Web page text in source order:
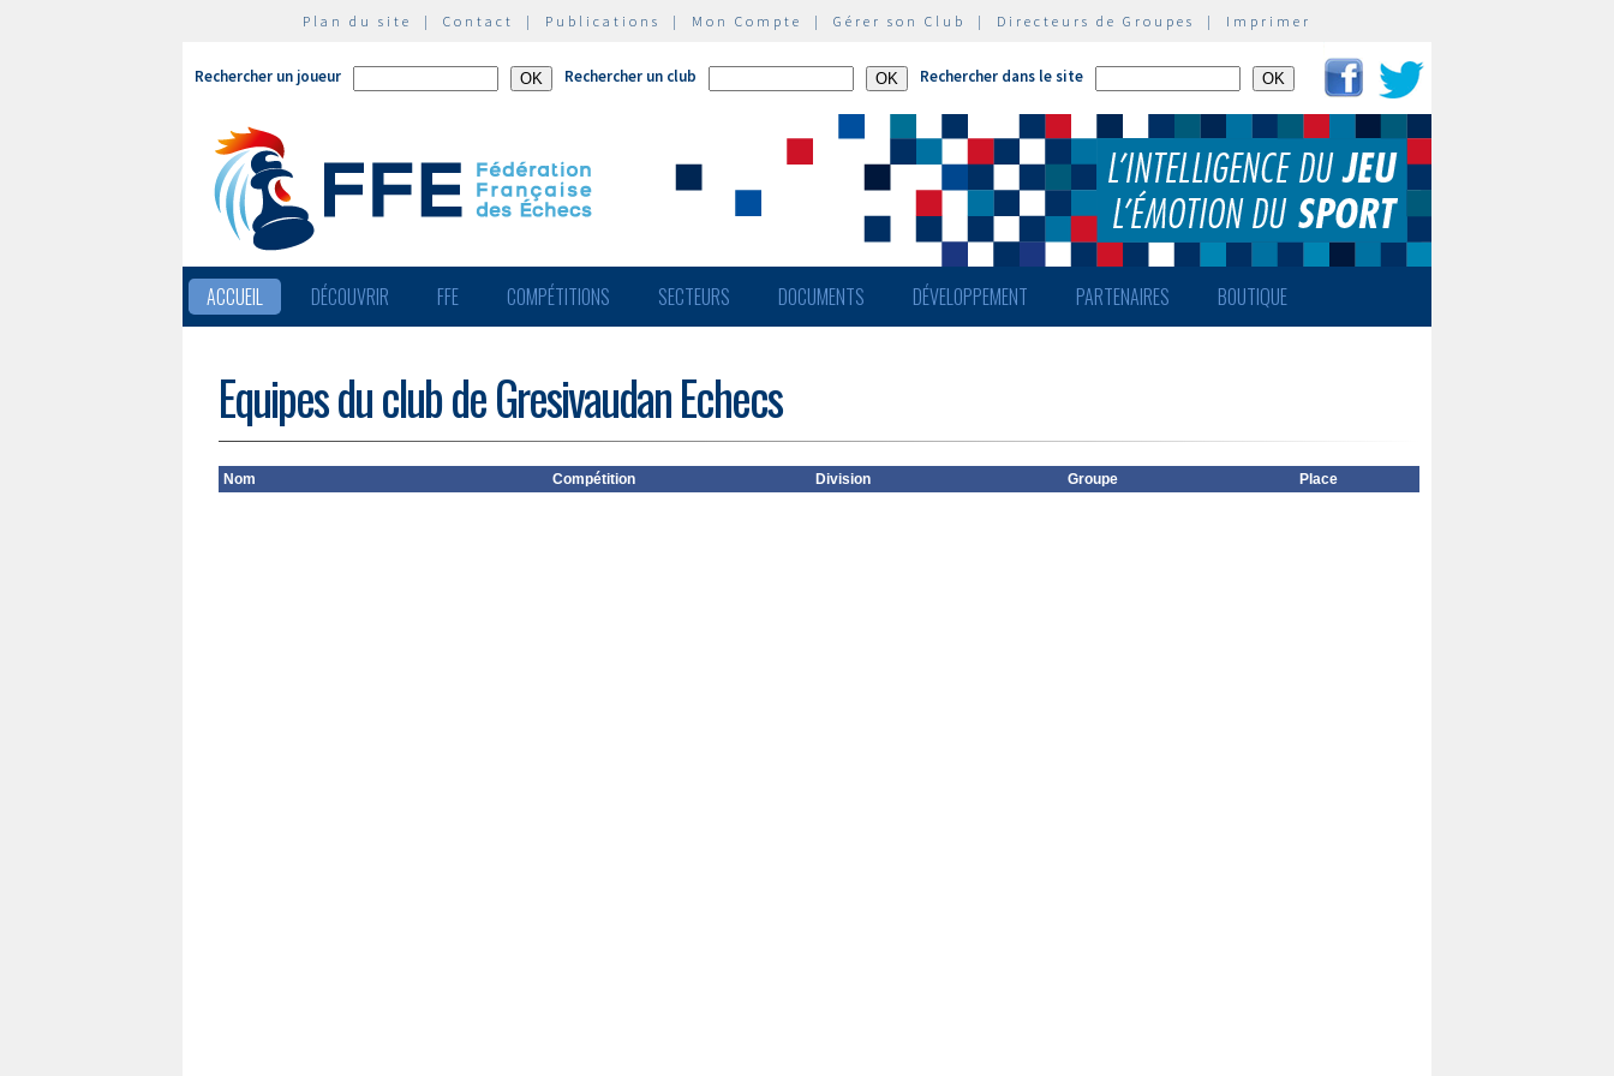
Plan du site | Contact | Publications | Mon Compte | Gérer son Club | Directeurs de Groupes | Imprimer
Rechercher un joueur Rechercher un club Rechercher dans le site
ACCUEIL DÉCOUVRIR FFE COMPÉTITIONS SECTEURS DOCUMENTS DÉVELOPPEMENT PARTENAIRES BOUTIQUE
Equipes du club de Gresivaudan Echecs
Nom Compétition Division Groupe Place